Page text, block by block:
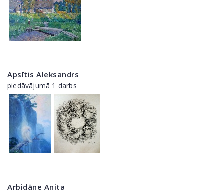
Apsītis Aleksandrs
piedāvājumā 1 darbs
Arbidāne Anita